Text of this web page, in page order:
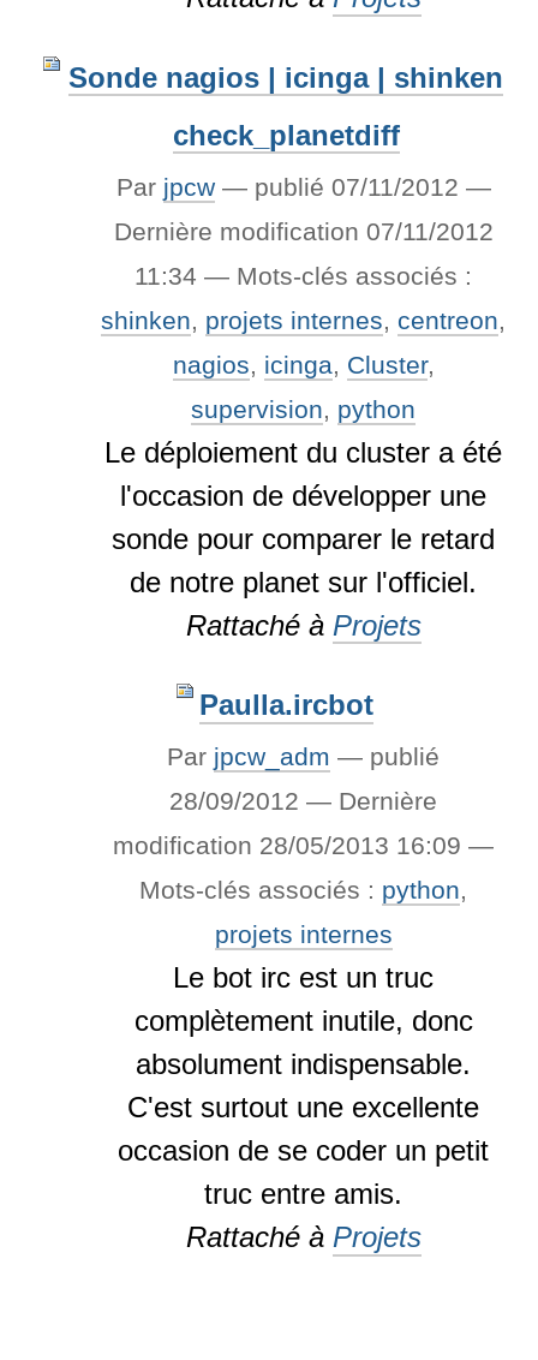
Sonde nagios | icinga | shinken
check_planetdiff
Par jpcw — publié 07/11/2012 —
Dernière modification 07/11/2012
11:34— Mots-clés associés :
shinken, projets internes, centreon,
nagios, icinga, Cluster,
supervision, python
Le déploiement du cluster a été
l'occasion de développer une
sonde pour comparer le retard
de notre planet sur l'officiel.
Rattaché à Projets
Paulla.ircbot
Par jpcw_adm — publié
28/09/2012— Dernière
modification 28/05/2013 16:09—
Mots-clés associés : python,
projets internes
Le bot irc est un truc
complètement inutile, donc
absolument indispensable.
C'est surtout une excellente
occasion de se coder un petit
truc entre amis.
Rattaché à Projets